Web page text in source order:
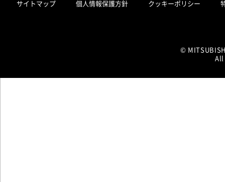
サイトマップ 個人情報保護方針 クッキーポリシー
©
All